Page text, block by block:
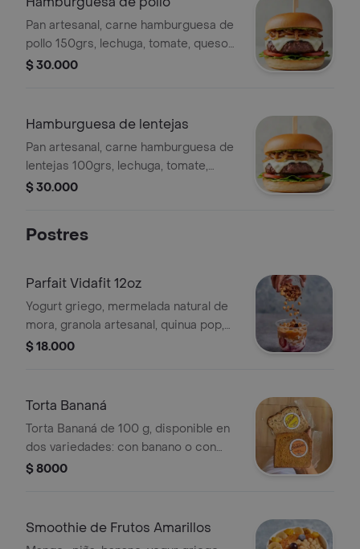
Pan artesanal, carne hamburguesa de
pollo 150grs, lechuga, tomate, queso
mozzarella, cebolla caramelizada,
horno.
$ 30.000
Hamburguesa de lentejas
Pan artesanal, carne hamburguesa de
lentejas 100grs, lechuga, tomate,
queso mozzarella, cebolla
horno.
$ 30.000
Postres
Parfait Vidafit 12oz
Yogurt griego, mermelada natural de
mora, granola artesanal, quinua pop,
fresa, mango, banano y arequipe sin
$ 18.000
Torta Bananá
Torta Bananá de 100 g, disponible en
dos variedades: con banano o con
zanahoria y nueces.
$ 8000
Smoothie de Frutos Amarillos